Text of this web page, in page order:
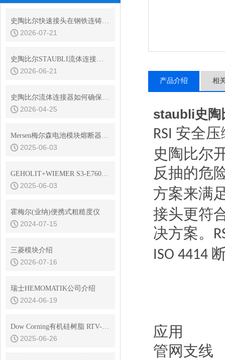
史陶比尔快速接头在钢铁连铸设备结晶器冷却水快换中的耐振动性
2026-07-21
史陶比尔STAUBLI流体连接器的平面阀技术与无滴漏设计
2026-06-21
史陶比尔流体连接器如何确保连接处的密封？
2026-04-25
Mersen梅尔森电池模块熔断器熔体额定电流的确定原则是什么
2025-06-03
GEHOLIT+WIEMER S3-E7600耐高温油漆
2025-06-03
霍梅尔(业纳)便携式粗糙度仪
2024-07-15
三菱模块介绍
2026-07-16
瑞士HEMOMATIK公司介绍
2024-06-19
Dow Corning有机硅树脂 RTV-3145 是电子元器件的守护神，透明密封
2025-06-26
产品介绍 相
staubli史陶
RSI 安全
史陶比尔
反抽的危
方案来满
接头更符
决方案。
ISO 4414
应用
管网支线